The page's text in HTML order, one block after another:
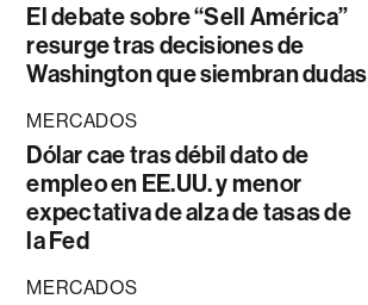
El debate sobre “Sell América”
resurge tras decisiones de
Washington que siembran dudas
MERCADOS
Dólar cae tras débil dato de
empleo en EE.UU. y menor
expectativa de alza de tasas de
la Fed
MERCADOS